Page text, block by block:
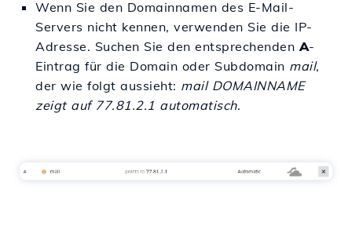
Wenn Sie den Domainnamen des E-Mail-
Servers nicht kennen, verwenden Sie die IP-
Adresse. Suchen Sie den entsprechenden A-
Eintrag für die Domain oder Subdomain mail,
der wie folgt aussieht: mail DOMAINNAME
zeigt auf 77.81.2.1 automatisch.